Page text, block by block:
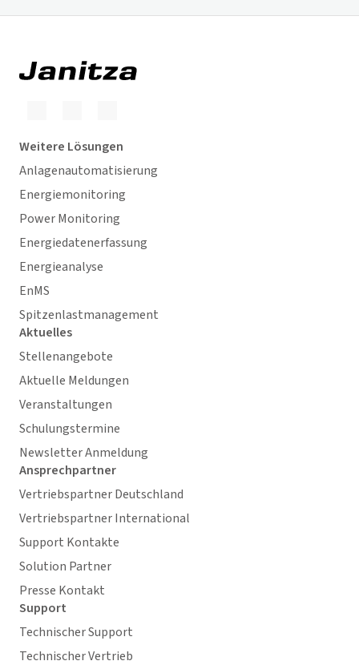
Weitere Lösungen
Anlagenautomatisierung
Energiemonitoring
Power Monitoring
Energiedatenerfassung
Energieanalyse
EnMS
Spitzenlastmanagement
Aktuelles
Stellenangebote
Aktuelle Meldungen
Veranstaltungen
Schulungstermine
Newsletter Anmeldung
Ansprechpartner
Vertriebspartner Deutschland
Vertriebspartner International
Support Kontakte
Solution Partner
Presse Kontakt
Support
Technischer Support
Technischer Vertrieb